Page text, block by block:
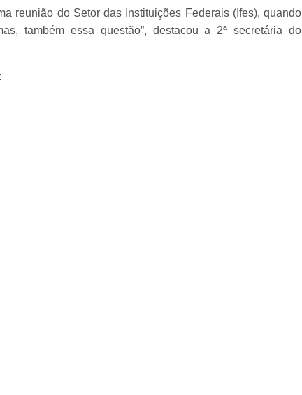
reunião do Setor das Instituições Federais (Ifes), quando
também essa questão”, destacou a 2ª secretária do